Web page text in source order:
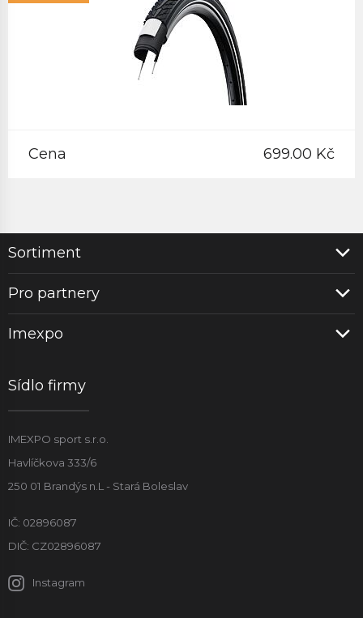
Cena 699.00 Kč
Sortiment
Pro partnery
Imexpo
Sídlo firmy
IMEXPO sport s.r.o.
Havlíčkova 333/6
250 01 Brandýs n.L - Stará Boleslav
IČ: 02896087
DIČ: CZ02896087
Instagram